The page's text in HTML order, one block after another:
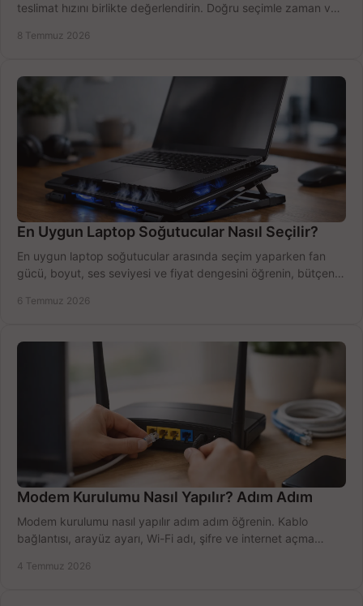
teslimat hızını birlikte değerlendirin. Doğru seçimle zaman ve
8 Temmuz 2026
En Uygun Laptop Soğutucular Nasıl Seçilir?
En uygun laptop soğutucular arasında seçim yaparken fan
gücü, boyut, ses seviyesi ve fiyat dengesini öğrenin, bütçenizi
6 Temmuz 2026
Modem Kurulumu Nasıl Yapılır? Adım Adım
Modem kurulumu nasıl yapılır adım adım öğrenin. Kablo
bağlantısı, arayüz ayarı, Wi-Fi adı, şifre ve internet açma
4 Temmuz 2026